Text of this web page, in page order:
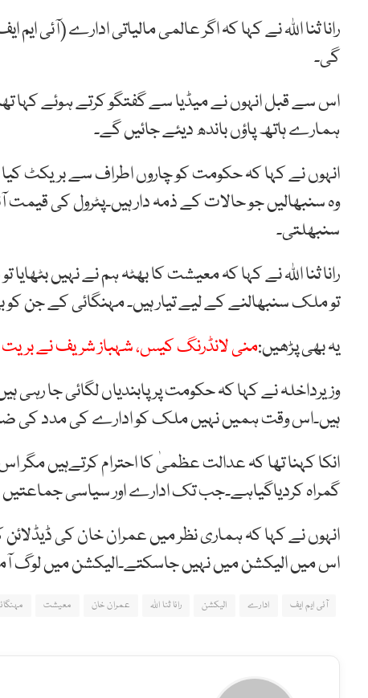
رانا ثنا اللہ نے کہا کہ اگر عالمی مالیاتی ادارے (آئی
گی۔
اس سے قبل انہوں نے میڈیا سے گفتگو کرتے ہوئے کہا
ہمارے ہاتھ پاؤں باندھ دیئے جائیں گے۔
انہوں نے کہا کہ حکومت کو چاروں اطراف سے بریکٹ کیا
وہ سنبھالیں جو حالات کے ذمہ دار ہیں۔پٹرول کی
سنبھلتی۔
رانا ثنا اللہ نے کہا کہ معیشت کا بھٹہ ہم نے نہیں
تو ملک سنبھالنے کے لیے تیار ہیں۔ مہنگائی کے جن کو
یہ بھی پڑھیں:منی لانڈرنگ کیس، شہباز شریف نے
وزیرداخلہ نے کہا کہ حکومت پر پابندیاں لگائی جا
ہیں۔اس وقت ہمیں نہیں ملک کو ادارے کی مدد کی
انکا کہنا تھا کہ عدالت عظمیٰ کا احترام کرتےہیں مگر
گمراہ کردیاگیاہے۔جب تک ادارے اور سیاسی
انہوں نے کہا کہ ہماری نظر میں عمران خان کی
اس میں الیکشن میں نہیں جاسکتے۔الیکشن میں لوگ
آئی ایم ایف ادارے الیکشن رانا ثنا اللہ عمران خان معیشت